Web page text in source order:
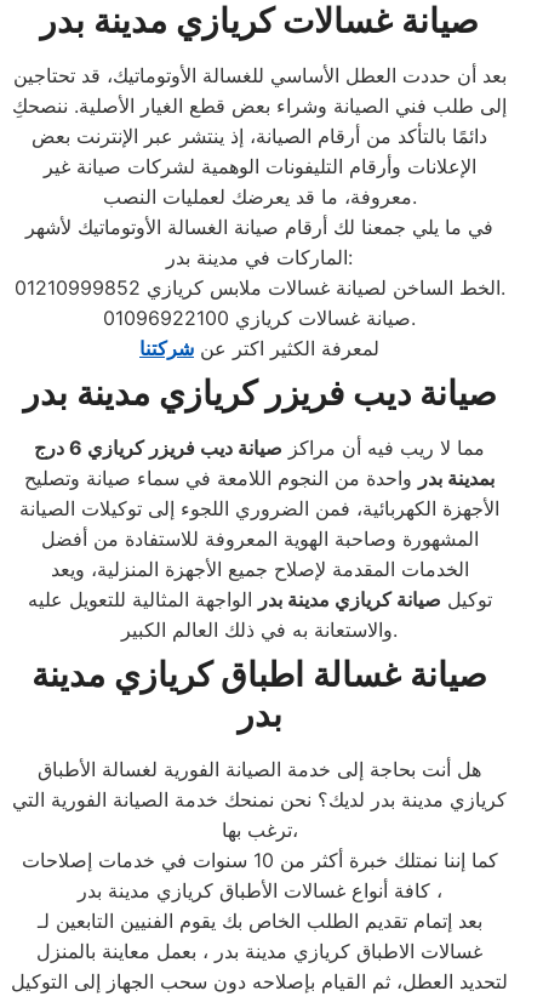
صيانة غسالات كريازي مدينة بدر
بعد أن حددت العطل الأساسي للغسالة الأوتوماتيك، قد تحتاجين
إلى طلب فني الصيانة وشراء بعض قطع الغيار الأصلية. ننصحكِ
دائمًا بالتأكد من أرقام الصيانة، إذ ينتشر عبر الإنترنت بعض
الإعلانات وأرقام التليفونات الوهمية لشركات صيانة غير
معروفة، ما قد يعرضك لعمليات النصب.
في ما يلي جمعنا لك أرقام صيانة الغسالة الأوتوماتيك لأشهر
الماركات في مدينة بدر:
الخط الساخن لصيانة غسالات ملابس كريازي 01210999852.
صيانة غسالات كريازي 01096922100.
لمعرفة الكثير اكتر عن شركتنا
صيانة ديب فريزر كريازي مدينة بدر
مما لا ريب فيه أن مراكز صيانة ديب فريزر كريازي
6 درج
بمدينة بدر واحدة من النجوم اللامعة في سماء صيانة وتصليح
الأجهزة الكهربائية، فمن الضروري اللجوء إلى توكيلات الصيانة
المشهورة وصاحبة الهوية المعروفة للاستفادة من أفضل
الخدمات المقدمة لإصلاح جميع الأجهزة المنزلية، ويعد
توكيل صيانة كريازي مدينة بدر الواجهة المثالية للتعويل عليه
والاستعانة به في ذلك العالم الكبير.
صيانة غسالة اطباق كريازي مدينة
بدر
هل أنت بحاجة إلى خدمة الصيانة الفورية لغسالة الأطباق
كريازي مدينة بدر لديك؟ نحن نمنحك خدمة الصيانة الفورية التي
ترغب بها،
كما إننا نمتلك خبرة أكثر من 10 سنوات في خدمات إصلاحات
كافة أنواع غسالات الأطباق كريازي مدينة بدر ،
بعد إتمام تقديم الطلب الخاص بك يقوم الفنيين التابعين لـ
غسالات الاطباق كريازي مدينة بدر ، بعمل معاينة بالمنزل
لتحديد العطل، ثم القيام بإصلاحه دون سحب الجهاز إلى التوكيل